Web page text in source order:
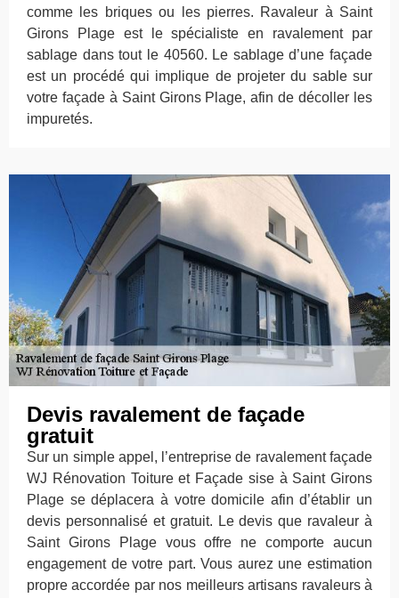
comme les briques ou les pierres. Ravaleur à Saint
Girons Plage est le spécialiste en ravalement par
sablage dans tout le 40560. Le sablage d’une façade
est un procédé qui implique de projeter du sable sur
votre façade à Saint Girons Plage, afin de décoller les
impuretés.
Devis ravalement de façade
gratuit
Sur un simple appel, l’entreprise de ravalement façade
WJ Rénovation Toiture et Façade sise à Saint Girons
Plage se déplacera à votre domicile afin d’établir un
devis personnalisé et gratuit. Le devis que ravaleur à
Saint Girons Plage vous offre ne comporte aucun
engagement de votre part. Vous aurez une estimation
propre accordée par nos meilleurs artisans ravaleurs à